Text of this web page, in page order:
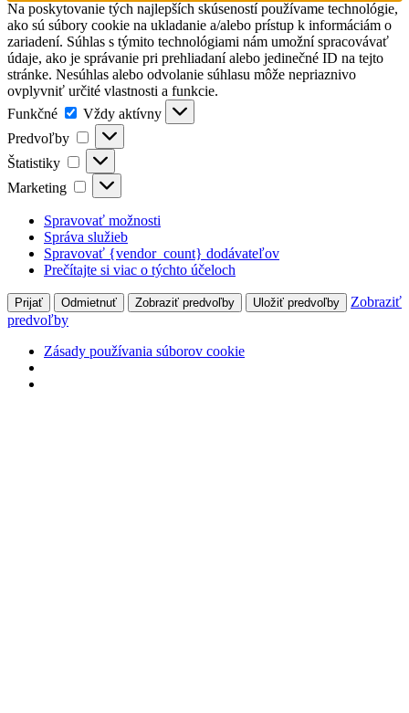
Na poskytovanie tých najlepších skúseností používame technológie,
ako sú súbory cookie na ukladanie a/alebo prístup k informáciám o
zariadení. Súhlas s týmito technológiami nám umožní spracovávať
údaje, ako je správanie pri prehliadaní alebo jedinečné ID na tejto
stránke. Nesúhlas alebo odvolanie súhlasu môže nepriaznivo
ovplyvniť určité vlastnosti a funkcie.
Funkčné
Funkčné
Vždy aktívny
Predvoľby
Predvoľby
Štatistiky Štatistiky
Marketing Marketing
Spravovať možnosti
Správa služieb
Spravovať {vendor_count} dodávateľov
Prečítajte si viac o týchto účeloch
Prijať Odmietnuť Zobraziť predvoľby Uložiť predvoľby
Zobraziť
predvoľby
Zásady používania súborov cookie